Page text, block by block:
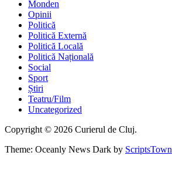
Monden
Opinii
Politică
Politică Externă
Politică Locală
Politică Națională
Social
Sport
Știri
Teatru/Film
Uncategorized
Copyright © 2026 Curierul de Cluj.
Theme: Oceanly News Dark by ScriptsTown